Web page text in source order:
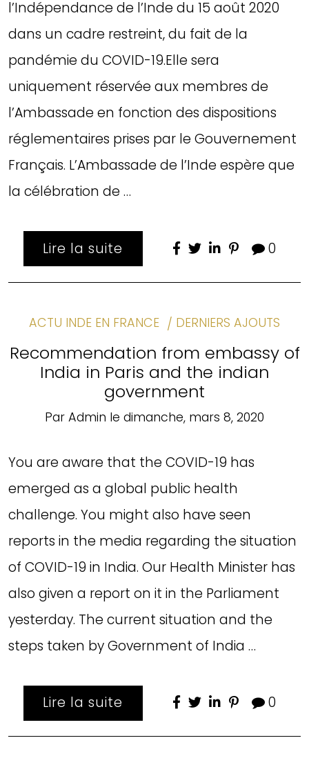
l’Indépendance de l’Inde du 15 août 2020
dans un cadre restreint, du fait de la
pandémie du COVID-19.Elle sera
uniquement réservée aux membres de
l’Ambassade en fonction des dispositions
réglementaires prises par le Gouvernement
Français. L’Ambassade de l’Inde espère que
la célébration de …
Lire la suite 0
ACTU INDE EN FRANCE DERNIERS AJOUTS
Recommendation from embassy of
India in Paris and the indian
government
Par Admin le dimanche, mars 8, 2020
You are aware that the COVID-19 has
emerged as a global public health
challenge. You might also have seen
reports in the media regarding the situation
of COVID-19 in India. Our Health Minister has
also given a report on it in the Parliament
yesterday. The current situation and the
steps taken by Government of India …
Lire la suite 0